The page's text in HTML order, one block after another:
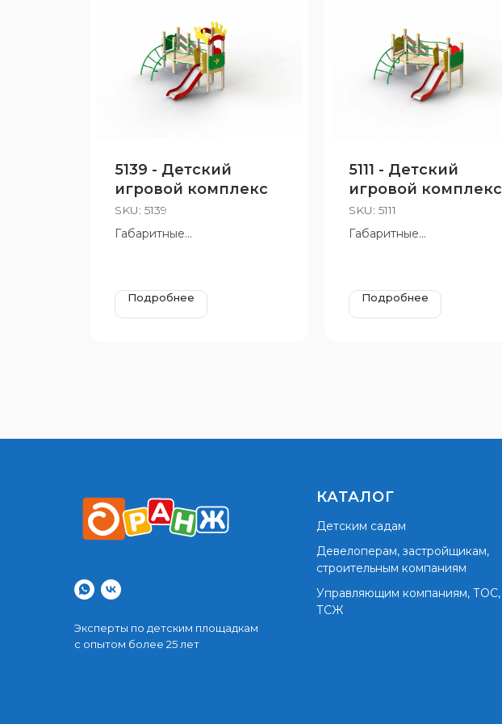
5139 - Детский
игровой комплекс
SKU: 5139
Габаритные
Подробнее
5111 - Детский
игровой комплекс
SKU: 5111
Габаритные
Подробнее
Эксперты по детским площадкам
с опытом более 25 лет
КАТАЛОГ
Детским садам
Девелоперам, застройщикам,
строительным компаниям
Управляющим компаниям, ТОС,
ТСЖ